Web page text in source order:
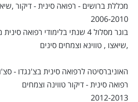
מכללת ברושים - רפואה סינית - דיקור
2006-2010
בוגר מסלול 4 שנתי בלימודי
,שיאצו , טווינא וצמחים סינים
האוניברסיטה לרפואה סינית בצ'נגדו -
רפואה סינית - דיקור טווינה וצמחים
2012-2013